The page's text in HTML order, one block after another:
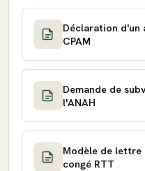
Déclaration
CPAM
Demande de
l'ANAH
Modèle de lettre
congé RTT